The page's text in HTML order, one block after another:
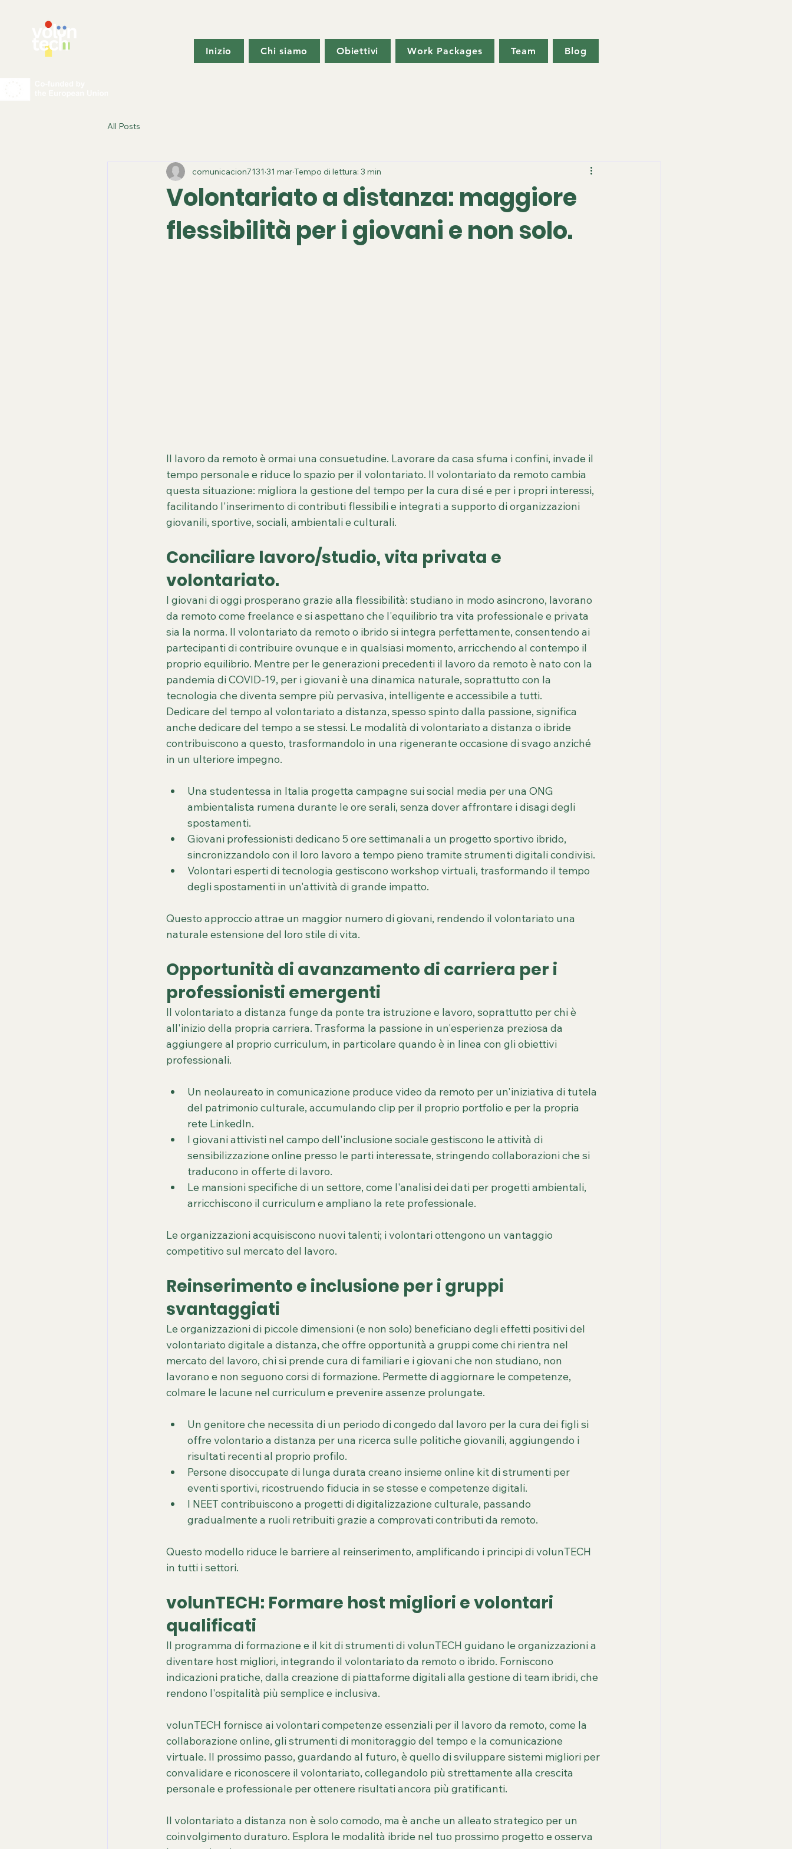
Inizio Chi siamo Obiettivi Work Packages Team Blog
All Posts
Volontariato a distanza: maggiore
flessibilità per i giovani e non solo.
comunicacion7131 31 marTempo di lettura: 3 min
Il lavoro da remoto è ormai una consuetudine. Lavorare da casa sfuma i confini, invade il
tempo personale e riduce lo spazio per il volontariato. Il volontariato da remoto cambia
questa situazione: migliora la gestione del tempo per la cura di sé e per i propri interessi,
facilitando l'inserimento di contributi flessibili e integrati a supporto di organizzazioni
giovanili, sportive, sociali, ambientali e culturali.
Conciliare lavoro/studio, vita privata e
volontariato.
I giovani di oggi prosperano grazie alla flessibilità: studiano in modo asincrono, lavorano
da remoto come freelance e si aspettano che l'equilibrio tra vita professionale e privata
sia la norma. Il volontariato da remoto o ibrido si integra perfettamente, consentendo ai
partecipanti di contribuire ovunque e in qualsiasi momento, arricchendo al contempo il
proprio equilibrio. Mentre per le generazioni precedenti il lavoro da remoto è nato con la
pandemia di COVID-19, per i giovani è una dinamica naturale, soprattutto con la
tecnologia che diventa sempre più pervasiva, intelligente e accessibile a tutti.
Dedicare del tempo al volontariato a distanza, spesso spinto dalla passione, significa
anche dedicare del tempo a se stessi. Le modalità di volontariato a distanza o ibride
contribuiscono a questo, trasformandolo in una rigenerante occasione di svago anziché
in un ulteriore impegno.
Una studentessa in Italia progetta campagne sui social media per una ONG
ambientalista rumena durante le ore serali, senza dover affrontare i disagi degli
spostamenti.
Giovani professionisti dedicano 5 ore settimanali a un progetto sportivo ibrido,
sincronizzandolo con il loro lavoro a tempo pieno tramite strumenti digitali condivisi.
Volontari esperti di tecnologia gestiscono workshop virtuali, trasformando il tempo
degli spostamenti in un'attività di grande impatto.
Questo approccio attrae un maggior numero di giovani, rendendo il volontariato una
naturale estensione del loro stile di vita.
Opportunità di avanzamento di carriera per i
professionisti emergenti
Il volontariato a distanza funge da ponte tra istruzione e lavoro, soprattutto per chi è
all'inizio della propria carriera. Trasforma la passione in un'esperienza preziosa da
aggiungere al proprio curriculum, in particolare quando è in linea con gli obiettivi
professionali.
Un neolaureato in comunicazione produce video da remoto per un'iniziativa di tutela
del patrimonio culturale, accumulando clip per il proprio portfolio e per la propria
rete LinkedIn.
I giovani attivisti nel campo dell'inclusione sociale gestiscono le attività di
sensibilizzazione online presso le parti interessate, stringendo collaborazioni che si
traducono in offerte di lavoro.
Le mansioni specifiche di un settore, come l'analisi dei dati per progetti ambientali,
arricchiscono il curriculum e ampliano la rete professionale.
Le organizzazioni acquisiscono nuovi talenti; i volontari ottengono un vantaggio
competitivo sul mercato del lavoro.
Reinserimento e inclusione per i gruppi
svantaggiati
Le organizzazioni di piccole dimensioni (e non solo) beneficiano degli effetti positivi del
volontariato digitale a distanza, che offre opportunità a gruppi come chi rientra nel
mercato del lavoro, chi si prende cura di familiari e i giovani che non studiano, non
lavorano e non seguono corsi di formazione. Permette di aggiornare le competenze,
colmare le lacune nel curriculum e prevenire assenze prolungate.
Un genitore che necessita di un periodo di congedo dal lavoro per la cura dei figli si
offre volontario a distanza per una ricerca sulle politiche giovanili, aggiungendo i
risultati recenti al proprio profilo.
Persone disoccupate di lunga durata creano insieme online kit di strumenti per
eventi sportivi, ricostruendo fiducia in se stesse e competenze digitali.
I NEET contribuiscono a progetti di digitalizzazione culturale, passando
gradualmente a ruoli retribuiti grazie a comprovati contributi da remoto.
Questo modello riduce le barriere al reinserimento, amplificando i principi di volunTECH
in tutti i settori.
volunTECH: Formare host migliori e volontari
qualificati
Il programma di formazione e il kit di strumenti di volunTECH guidano le organizzazioni a
diventare host migliori, integrando il volontariato da remoto o ibrido. Forniscono
indicazioni pratiche, dalla creazione di piattaforme digitali alla gestione di team ibridi, che
rendono l'ospitalità più semplice e inclusiva.
volunTECH fornisce ai volontari competenze essenziali per il lavoro da remoto, come la
collaborazione online, gli strumenti di monitoraggio del tempo e la comunicazione
virtuale. Il prossimo passo, guardando al futuro, è quello di sviluppare sistemi migliori per
convalidare e riconoscere il volontariato, collegandolo più strettamente alla crescita
personale e professionale per ottenere risultati ancora più gratificanti.
Il volontariato a distanza non è solo comodo, ma è anche un alleato strategico per un
coinvolgimento duraturo. Esplora le modalità ibride nel tuo prossimo progetto e osserva